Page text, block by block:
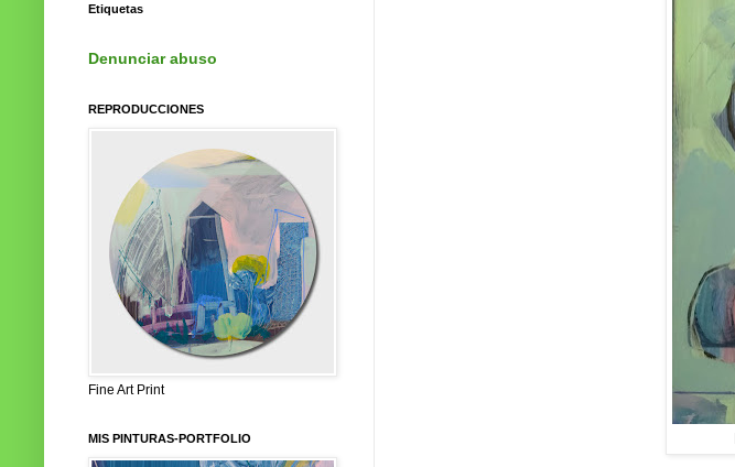
Etiquetas
Denunciar abuso
REPRODUCCIONES
Fine Art Print
MIS PINTURAS-PORTFOLIO